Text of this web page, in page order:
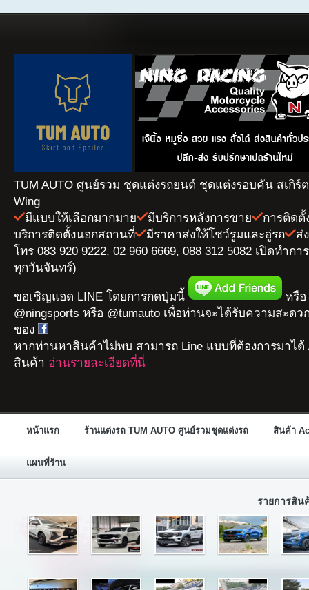
TUM AUTO ศูนย์รวม ชุดแต่งรถยนต์ ชุดแต่งรอบคัน สเกิร์
Wing
มีแบบให้เลือกมากมาย
มีบริการหลังการขาย
การติดตั้
บริการติดตั้งนอกสถานที่
มีราคาส่งให้โชว์รูมและอู่รถ
ส่
โทร 083 920 9222, 02 960 6669, 088 312 5082 เปิดทำก
ทุกวันจันทร์)
ขอเชิญแอด LINE โดยการกดปุ่มนี้
หรือ
@ningsports หรือ @tumauto เพื่อท่านจะได้รับความสะดว
ของ
หากท่านหาสินค้าไม่พบ สามารถ Line แบบที่ต้องการมาได้
สินค้า อ่านรายละเอียดที่นี่
หน้าแรก ร้านแต่งรถ TUM AUTO ศูนย์รวมชุดแต่งรถ สินค้า
แผนที่ร้าน
รายการสิน